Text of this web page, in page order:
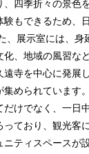
四季折々の景色
もできるため、
、展示室には、身
、地域の風習な
寺を中心に発展
集められています
けでなく、一日
ており、観光客
ニティスペースが